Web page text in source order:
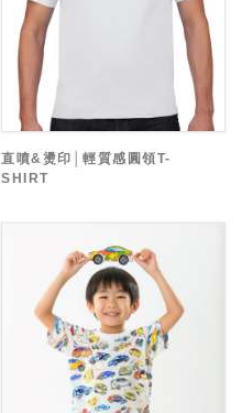
直噴&燙印│輕質感圓領T-
SHIRT